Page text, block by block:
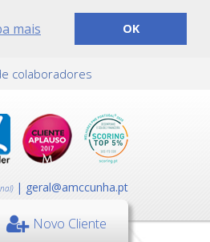
mais OK
colaboradores
| geral@amccunha.pt
Novo Cliente